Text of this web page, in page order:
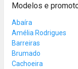
Modelos e
Abaíra
Amélia Rodrigues
Barreiras
Brumado
Cachoeira